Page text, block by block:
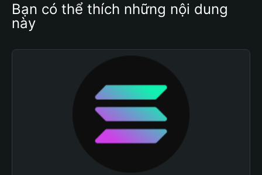
Bạn có thể thích những nội dung
này